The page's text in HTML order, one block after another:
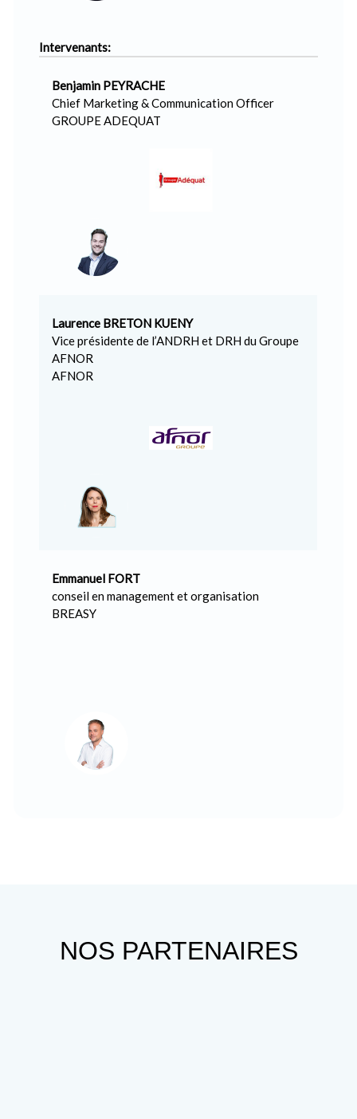
Intervenants:
Benjamin PEYRACHE
Chief Marketing & Communication Officer
GROUPE ADEQUAT
Laurence BRETON KUENY
Vice présidente de l’ANDRH et DRH du Groupe
AFNOR
AFNOR
Emmanuel FORT
conseil en management et organisation
BREASY
NOS PARTENAIRES